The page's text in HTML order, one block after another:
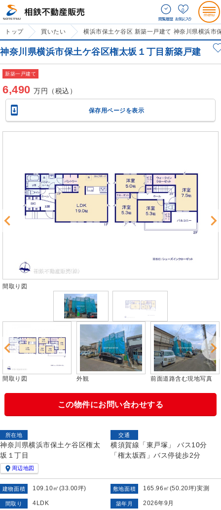
0
トップ 買いたい 横浜市保土ケ谷区 新築一戸建て 神奈川県横浜市
神奈川県横浜市保土ケ谷区権太坂１丁目新築戸建
新築一戸建て
6,490万円（税込）
 保存用ページを表示
取り図 外観 前面道路含む現地写真
この物件にお問い合わせする
所在地
神奈川県横浜市保土ケ谷区権太
坂１丁目
 周辺地図
交通
横須賀線「東戸塚」 バス10分
「権太坂西」バス停徒歩2分
建物面積 109.10㎡(33.00坪) 敷地面積 165.96㎡(50.20坪)実測
間取り 4LDK 築年月 2026年9月